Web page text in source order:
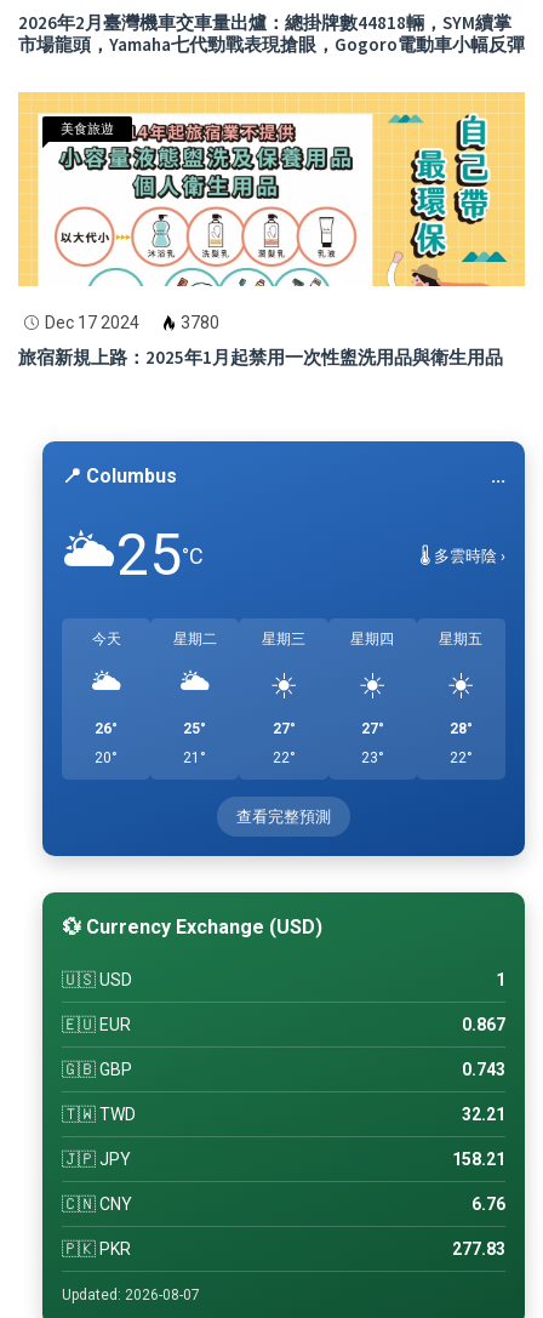
2026年2月臺灣機車交車量出爐：總掛牌數44818輛，SYM續掌
市場龍頭，Yamaha七代勁戰表現搶眼，Gogoro電動車小幅反彈
美食旅遊
Dec 17 2024 3780
旅宿新規上路：2025年1月起禁用一次性盥洗用品與衛生用品
📍 Columbus ...
🌥️25°C 🌡️ 多雲時陰 ›
今天
🌥️
26°
20°
星期二
🌥️
25°
21°
星期三
☀️
27°
22°
星期四
☀️
27°
23°
星期五
☀️
28°
22°
查看完整預測
💱 Currency Exchange (USD)
🇺🇸 USD 1
🇪🇺 EUR 0.867
🇬🇧 GBP 0.743
🇹🇼 TWD 32.21
🇯🇵 JPY 158.21
🇨🇳 CNY 6.76
🇵🇰 PKR 277.83
Updated: 2026-08-07